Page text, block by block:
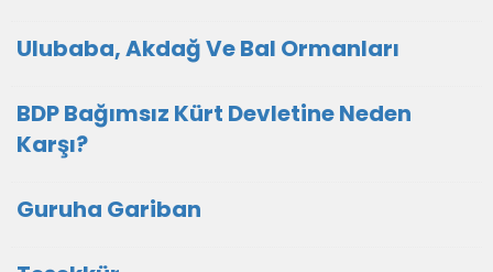
Ulubaba, Akdağ Ve Bal Ormanları
BDP Bağımsız Kürt Devletine Neden
Karşı?
Guruha Gariban